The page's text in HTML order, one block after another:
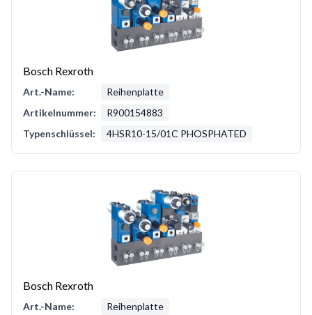
Bosch Rexroth
Art.-Name:
Reihenplatte
Artikelnummer:
R900154883
Typenschlüssel:
4HSR10-15/01C PHOSPHATED
Bosch Rexroth
Art.-Name:
Reihenplatte